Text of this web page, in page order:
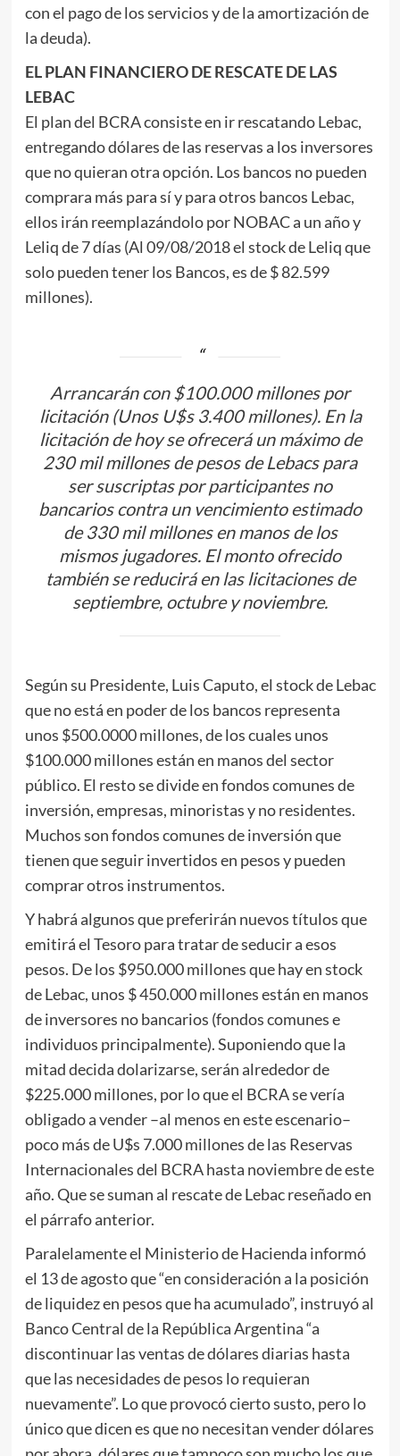
con el pago de los servicios y de la amortización de
la deuda).
EL PLAN FINANCIERO DE RESCATE DE LAS
LEBAC
El plan del BCRA consiste en ir rescatando Lebac,
entregando dólares de las reservas a los inversores
que no quieran otra opción. Los bancos no pueden
comprara más para sí y para otros bancos Lebac,
ellos irán reemplazándolo por NOBAC a un año y
Leliq de 7 días (Al 09/08/2018 el stock de Leliq que
solo pueden tener los Bancos, es de $ 82.599
millones).
Arrancarán con $100.000 millones por
licitación (Unos U$s 3.400 millones). En la
licitación de hoy se ofrecerá un máximo de
230 mil millones de pesos de Lebacs para
ser suscriptas por participantes no
bancarios contra un vencimiento estimado
de 330 mil millones en manos de los
mismos jugadores. El monto ofrecido
también se reducirá en las licitaciones de
septiembre, octubre y noviembre.
Según su Presidente, Luis Caputo, el stock de Lebac
que no está en poder de los bancos representa
unos $500.0000 millones, de los cuales unos
$100.000 millones están en manos del sector
público. El resto se divide en fondos comunes de
inversión, empresas, minoristas y no residentes.
Muchos son fondos comunes de inversión que
tienen que seguir invertidos en pesos y pueden
comprar otros instrumentos.
Y habrá algunos que preferirán nuevos títulos que
emitirá el Tesoro para tratar de seducir a esos
pesos. De los $950.000 millones que hay en stock
de Lebac, unos $ 450.000 millones están en manos
de inversores no bancarios (fondos comunes e
individuos principalmente). Suponiendo que la
mitad decida dolarizarse, serán alrededor de
$225.000 millones, por lo que el BCRA se vería
obligado a vender –al menos en este escenario–
poco más de U$s 7.000 millones de las Reservas
Internacionales del BCRA hasta noviembre de este
año. Que se suman al rescate de Lebac reseñado en
el párrafo anterior.
Paralelamente el Ministerio de Hacienda informó
el 13 de agosto que “en consideración a la posición
de liquidez en pesos que ha acumulado”, instruyó al
Banco Central de la República Argentina “a
discontinuar las ventas de dólares diarias hasta
que las necesidades de pesos lo requieran
nuevamente”. Lo que provocó cierto susto, pero lo
único que dicen es que no necesitan vender dólares